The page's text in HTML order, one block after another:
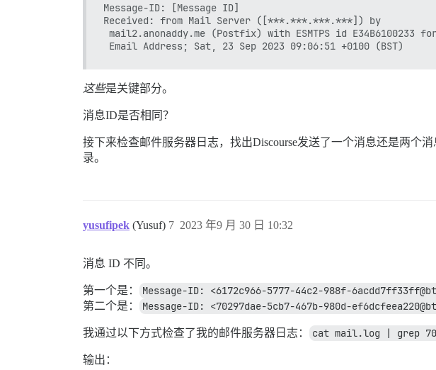
Message-ID: [Message ID]
Received: from Mail Server ([***.***.***.***]) by
mail2.anonaddy.me (Postfix) with ESMTPS id E34B6100233
这些是关键部分。
消息ID是否相同？
接下来检查邮件服务器日志，找出Discourse发送了一个消息还是两个
录。
yusufipek (Yusuf) 2023 年9 月 30 日 10:32
7
消息 ID 不同。
第一个是： Message-ID: <6172c966-5777-44c2-988f-
第二个是： Message-ID: <70297dae-5cb7-467b-980d-
我通过以下方式检查了我的邮件服务器日志： cat mail.log | grep
输出：